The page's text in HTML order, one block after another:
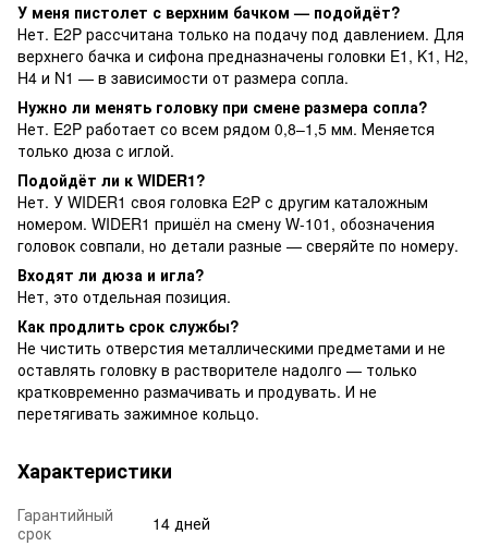
У меня пистолет с верхним бачком — подойдёт?
Нет. E2P рассчитана только на подачу под давлением. Для
верхнего бачка и сифона предназначены головки E1, K1, H2,
H4 и N1 — в зависимости от размера сопла.
Нужно ли менять головку при смене размера сопла?
Нет. E2P работает со всем рядом 0,8–1,5 мм. Меняется
только дюза с иглой.
Подойдёт ли к WIDER1?
Нет. У WIDER1 своя головка E2P с другим каталожным
номером. WIDER1 пришёл на смену W-101, обозначения
головок совпали, но детали разные — сверяйте по номеру.
Входят ли дюза и игла?
Нет, это отдельная позиция.
Как продлить срок службы?
Не чистить отверстия металлическими предметами и не
оставлять головку в растворителе надолго — только
кратковременно размачивать и продувать. И не
перетягивать зажимное кольцо.
Характеристики
Гарантийный
срок
14 дней